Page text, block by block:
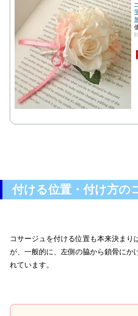
付ける位置・付け方の
コサージュを付ける位置も本来決まり
が、一般的に、左側の脇から鎖骨にか
れています。